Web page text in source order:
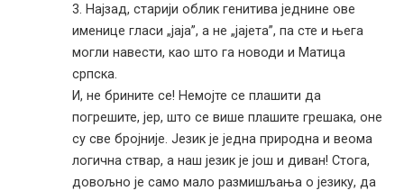
3. Најзад, старији облик генитива једнине ове
именице гласи „јаја”, а не „јајета”, па сте и њега
могли навести, као што га новоди и Матица
српска.
И, не брините се! Немојте се плашити да
погрешите, јер, што се више плашите грешака, оне
су све бројније. Језик је једна природна и веома
логична ствар, а наш језик је још и диван! Стога,
довољно је само мало размишљања о језику, да